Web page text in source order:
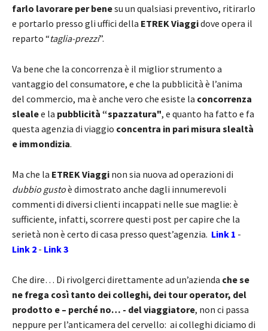
farlo lavorare per benesu un qualsiasi preventivo, ritirarlo
e portarlo presso gli uffici della ETREK Viaggidove opera il
reparto “taglia-prezzi”.
Va bene che la concorrenza è il miglior strumento a
vantaggio del consumatore, e che la pubblicità è l’anima
del commercio, ma è anche vero che esiste la concorrenza
slealee la pubblicità “spazzatura", e quanto ha fatto e fa
questa agenzia di viaggio concentra in pari misura slealtà
e immondizia.
Ma che la ETREK Viaggi non sia nuova ad operazioni di
dubbio gustoè dimostrato anche dagli innumerevoli
commenti di diversi clienti incappati nelle sue maglie: è
sufficiente, infatti, scorrere questi post per capire che la
serietà non è certo di casa presso quest’agenzia. Link 1 -
Link 2 - Link 3
Che dire… Di rivolgerci direttamente ad un’azienda che se
ne frega così tanto dei colleghi, dei tour operator, del
prodotto e – perché no… - del viaggiatore, non ci passa
neppure per l’anticamera del cervello: ai colleghi diciamo di